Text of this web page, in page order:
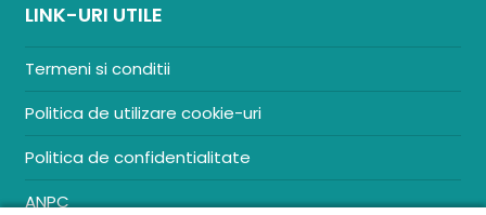
LINK-URI UTILE
Termeni si conditii
Politica de utilizare cookie-uri
Politica de confidentialitate
ANPC